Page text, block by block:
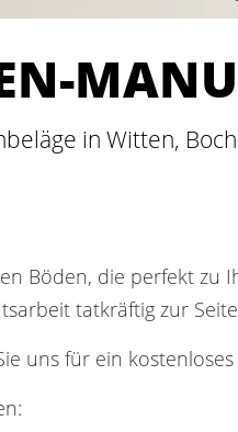
in Witten,
Böden, die perfekt zu
tatkräftig zur
uns für ein